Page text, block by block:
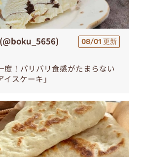
08/01 更新
度！パリパリ食感がたまらない
イスケーキ」